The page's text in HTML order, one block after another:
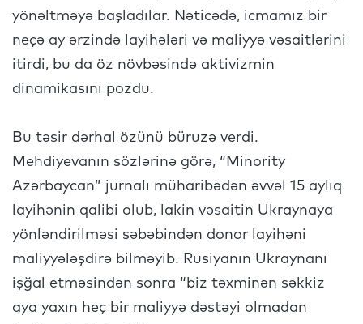
yönəltməyə başladılar. Nəticədə, icmamız bir
neçə ay ərzində layihələri və maliyyə vəsaitlərini
itirdi, bu da öz növbəsində aktivizmin
dinamikasını pozdu.
Bu təsir dərhal özünü büruzə verdi.
Mehdiyevanın sözlərinə görə, “Minority
Azərbaycan” jurnalı müharibədən əvvəl 15 aylıq
layihənin qalibi olub, lakin vəsaitin Ukraynaya
yönləndirilməsi səbəbindən donor layihəni
maliyyələşdirə bilməyib. Rusiyanın Ukraynanı
işğal etməsindən sonra “biz təxminən səkkiz
aya yaxın heç bir maliyyə dəstəyi olmadan